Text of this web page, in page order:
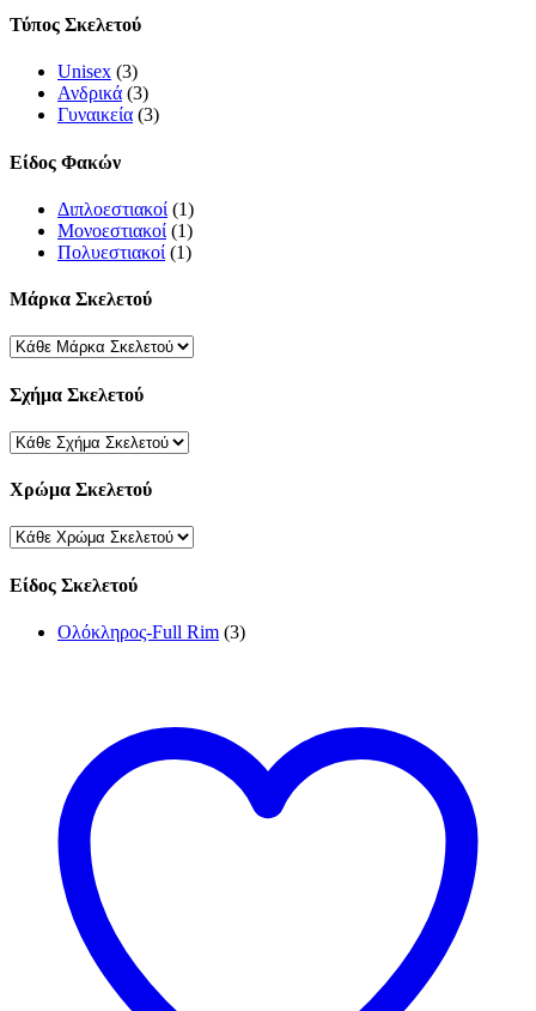
Τύπος Σκελετού
Unisex (3)
Ανδρικά (3)
Γυναικεία (3)
Είδος Φακών
Διπλοεστιακοί (1)
Μονοεστιακοί (1)
Πολυεστιακοί (1)
Μάρκα Σκελετού
Σχήμα Σκελετού
Χρώμα Σκελετού
Είδος Σκελετού
Ολόκληρος-Full Rim (3)